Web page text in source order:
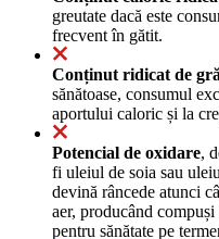
greutate dacă este
frecvent în gătit.
Conținut ridicat de
sănătoase, consumul
aportului caloric și la
Potencial de oxidare,
fi uleiul de soia sau
devină râncede atunci
aer, producând
pentru sănătate pe